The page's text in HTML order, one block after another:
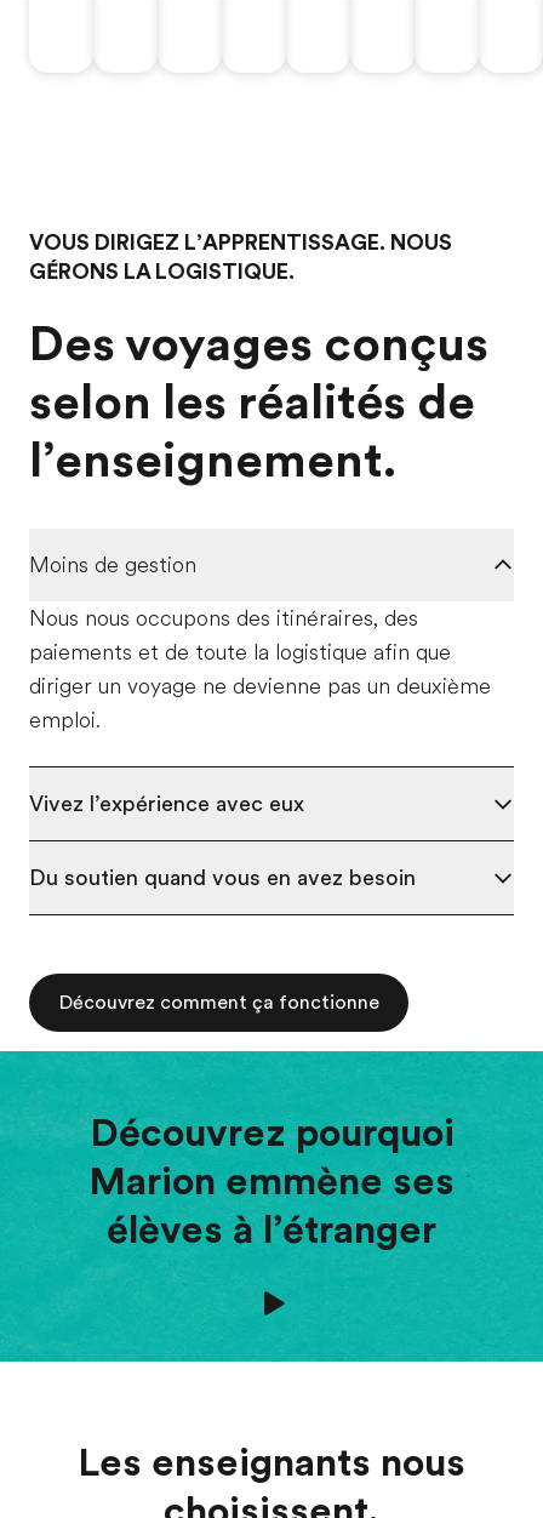
VOUS DIRIGEZ L’APPRENTISSAGE. NOUS
GÉRONS LA LOGISTIQUE.
Des voyages conçus
selon les réalités de
l’enseignement.
Moins de gestion
Nous nous occupons des itinéraires, des
paiements et de toute la logistique afin que
diriger un voyage ne devienne pas un deuxième
emploi.
Vivez l’expérience avec eux
Du soutien quand vous en avez besoin
Découvrez comment ça fonctionne
Découvrez pourquoi
Marion emmène ses
élèves à l’étranger
Les enseignants nous